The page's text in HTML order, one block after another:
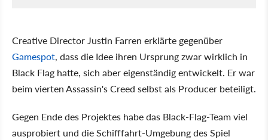
Creative Director Justin Farren erklärte gegenüber
Gamespot, dass die Idee ihren Ursprung zwar wirklich in
Black Flag hatte, sich aber eigenständig entwickelt. Er war
beim vierten Assassin's Creed selbst als Producer beteiligt.
Gegen Ende des Projektes habe das Black-Flag-Team viel
ausprobiert und die Schifffahrt-Umgebung des Spiel